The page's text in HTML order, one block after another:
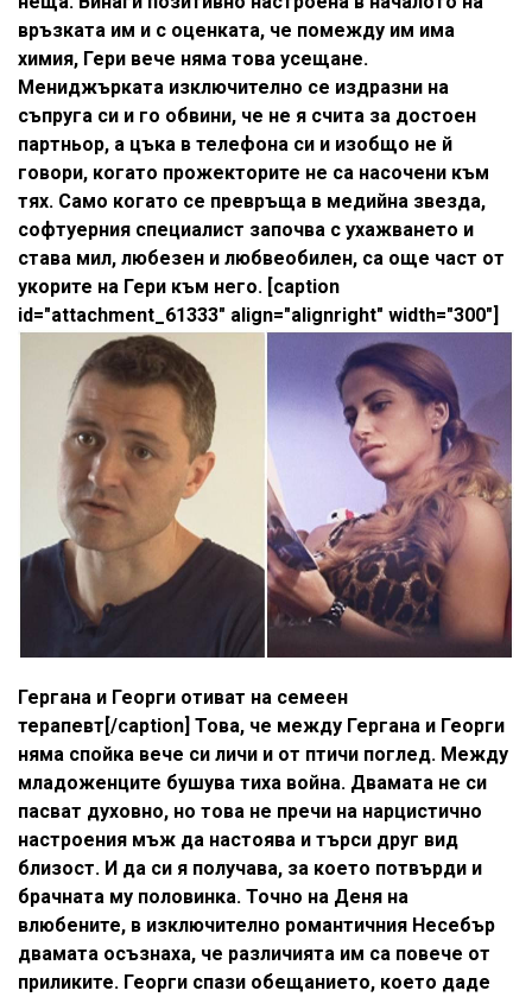
връзката им и с оценката, че помежду им има
химия, Гери вече няма това усещане.
Мениджърката изключително се издразни на
съпруга си и го обвини, че не я счита за достоен
партньор, а цъка в телефона си и изобщо не й
говори, когато прожекторите не са насочени към
тях. Само когато се превръща в медийна звезда,
софтуерния специалист започва с ухажването и
става мил, любезен и любвеобилен, са още част от
укорите на Гери към него. [caption
id="attachment_61333" align="alignright" width="300"]
Гергана и Георги отиват на семеен
терапевт[/caption] Това, че между Гергана и Георги
няма спойка вече си личи и от птичи поглед. Между
младоженците бушува тиха война. Двамата не си
пасват духовно, но това не пречи на нарцистично
настроения мъж да настоява и търси друг вид
близост. И да си я получава, за което потвърди и
брачната му половинка. Точно на Деня на
влюбените, в изключително романтичния Несебър
двамата осъзнаха, че различията им са повече от
приликите. Георги спази обещанието, което даде